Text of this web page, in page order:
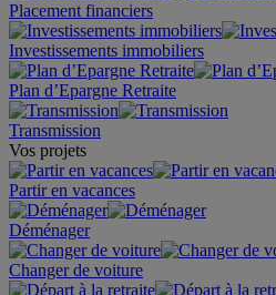
Placement financiers
Investissements immobiliers
Plan d’Epargne Retraite
Transmission
Vos projets
Partir en vacances
Déménager
Changer de voiture